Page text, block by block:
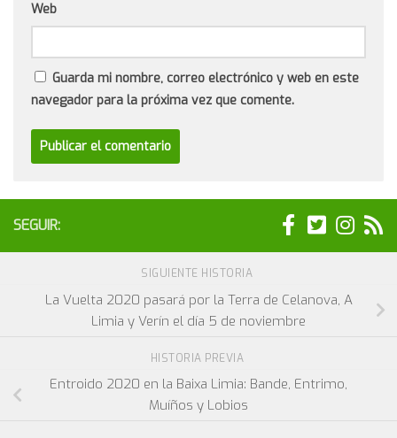
Web
Guarda mi nombre, correo electrónico y web en este
navegador para la próxima vez que comente.
SEGUIR:
SIGUIENTE HISTORIA
La Vuelta 2020 pasará por la Terra de Celanova, A
Limia y Verín el día 5 de noviembre
HISTORIA PREVIA
Entroido 2020 en la Baixa Limia: Bande, Entrimo,
Muíños y Lobios